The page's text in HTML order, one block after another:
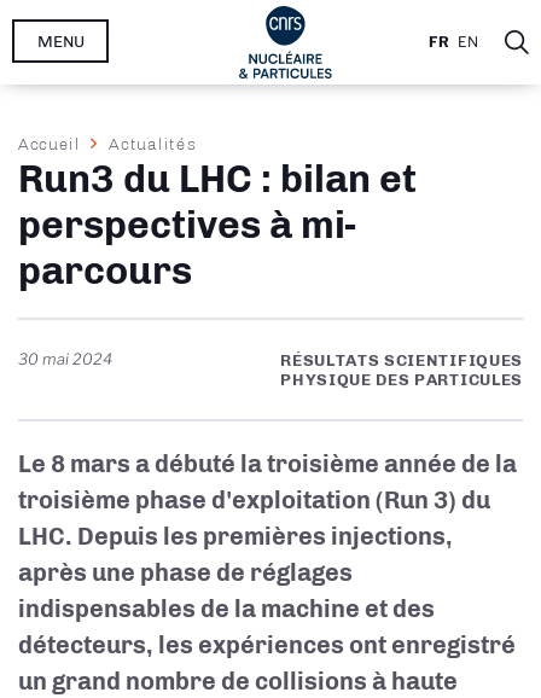
Aller
FR EN
MENU
Fil
d'Ariane
Accueil Actualités
Run3 du LHC : bilan et
perspectives à mi-
parcours
30 mai 2024
RÉSULTATS SCIENTIFIQUES
PHYSIQUE DES PARTICULES
Le 8 mars a débuté la troisième année de la
troisième phase d'exploitation (Run 3) du
LHC. Depuis les premières injections,
après une phase de réglages
indispensables de la machine et des
détecteurs, les expériences ont enregistré
un grand nombre de collisions à haute